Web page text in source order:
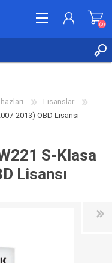
(0)
Lisanslar
2013) OBD Lisansı
S-Klasa
Lisansı